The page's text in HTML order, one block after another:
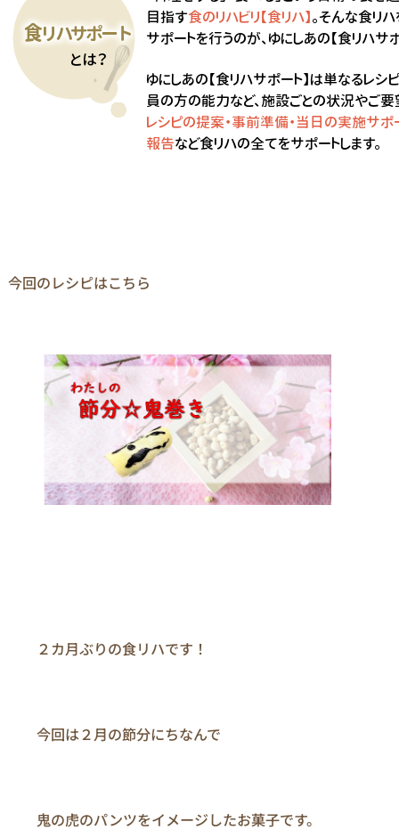
今回のレシピはこちら
２カ月ぶりの食リハです！
今回は２月の節分にちなんで
鬼の虎のパンツをイメージしたお菓子です。